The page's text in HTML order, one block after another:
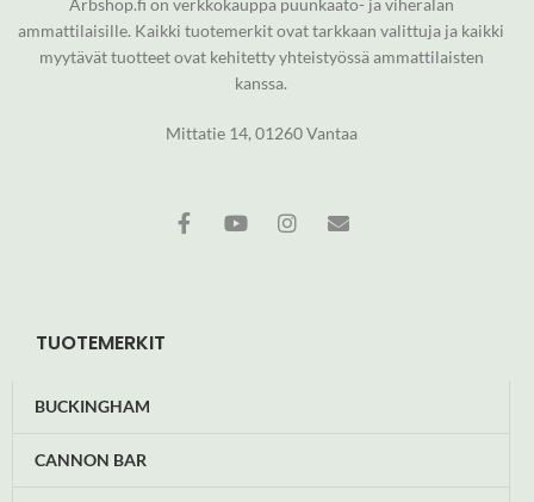
ammattilaisille. Kaikki tuotemerkit ovat tarkkaan valittuja ja kaikki
myytävät tuotteet ovat kehitetty yhteistyössä ammattilaisten
kanssa.
Mittatie 14, 01260 Vantaa
TUOTEMERKIT
BUCKINGHAM
CANNON BAR